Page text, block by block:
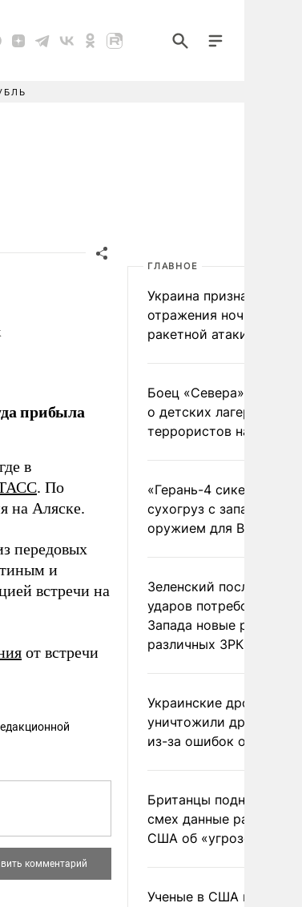
прибыла
в
. По
на Аляске.
передовых
и
встречи на
от встречи
ГЛАВНОЕ
Украина признала
отражения ночной
ракетной атаки
Боец «Севера»
о детских лагерях
террористов на
«Герань-4 сикер»
сухогруз с западным
оружием для ВСУ
Зеленский после
ударов потребовал у
Запада новые ракеты
различных ЗРК
Украинские дроны
уничтожили друг друга
из-за ошибок
Британцы подняли на
смех данные разведки
США об «угрозе
Ученые в США назвали